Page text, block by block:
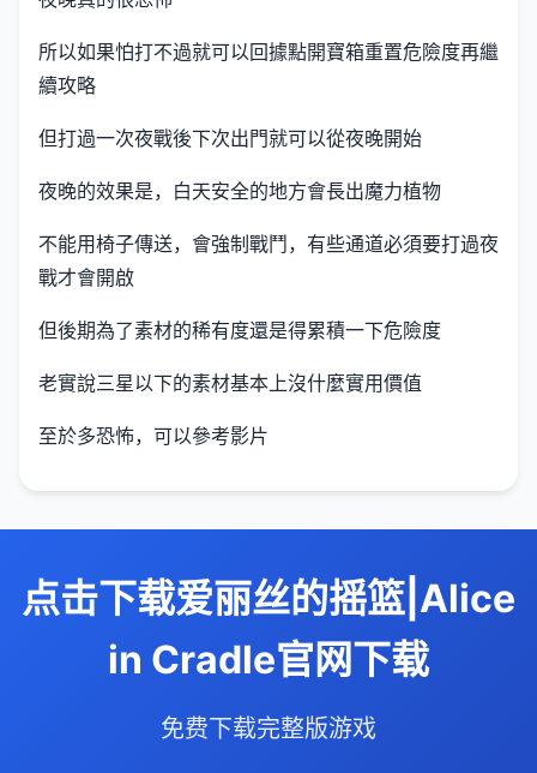
所以如果怕打不過就可以回據點開寶箱重置危險度再繼
續攻略
但打過一次夜戰後下次出門就可以從夜晚開始
夜晚的效果是，白天安全的地方會長出魔力植物
不能用椅子傳送，會強制戰鬥，有些通道必須要打過夜
戰才會開啟
但後期為了素材的稀有度還是得累積一下危險度
老實說三星以下的素材基本上沒什麼實用價值
至於多恐怖，可以參考影片
点击下载爱丽丝的摇篮|Alice
in Cradle官网下载
免费下载完整版游戏